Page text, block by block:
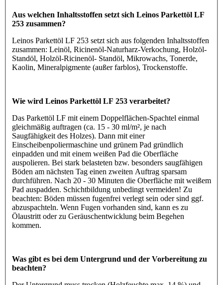
Aus welchen Inhaltsstoffen setzt sich Leinos Parkettöl LF
253 zusammen?
Leinos Parkettöl LF 253 setzt sich aus folgenden Inhaltsstoffen
zusammen: Leinöl, Ricinenöl-Naturharz-Verkochung, Holzöl-
Standöl, Holzöl-Ricinenöl- Standöl, Mikrowachs, Tonerde,
Kaolin, Mineralpigmente (außer farblos), Trockenstoffe.
Wie wird Leinos Parkettöl LF 253 verarbeitet?
Das Parkettöl LF mit einem Doppelflächen-Spachtel einmal
gleichmäßig auftragen (ca. 15 - 30 ml/m², je nach
Saugfähigkeit des Holzes). Dann mit einer
Einscheibenpoliermaschine und grünem Pad gründlich
einpadden und mit einem weißen Pad die Oberfläche
auspolieren. Bei stark belasteten bzw. besonders saugfähigen
Böden am nächsten Tag einen zweiten Auftrag sparsam
durchführen. Nach 20 - 30 Minuten die Oberfläche mit weißem
Pad auspadden. Schichtbildung unbedingt vermeiden! Zu
beachten: Böden müssen fugenfrei verlegt sein oder sind ggf.
abzuspachteln. Wenn Fugen vorhanden sind, kann es zu
Ölaustritt oder zu Geräuschentwicklung beim Begehen
kommen.
Was gibt es bei dem Untergrund und der Vorbereitung zu
beachten?